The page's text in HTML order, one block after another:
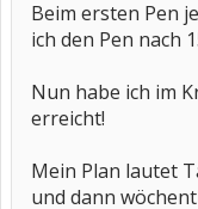
Beim ersten Pen
ich den Pen nach
Nun habe ich im
erreicht!
Mein Plan lautet
und dann